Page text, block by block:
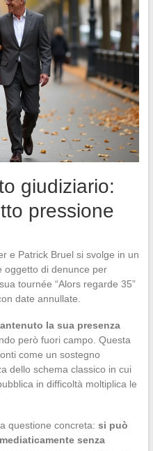
giudiziario:
pressione
e Patrick Bruel si svolge in un
oggetto di denunce per
tournée “Alors regarde 35”
date annullate.
la sua presenza
però fuori campo. Questa
come un sostegno
dello schema classico in cui
in difficoltà moltiplica le
questione concreta: si può
senza